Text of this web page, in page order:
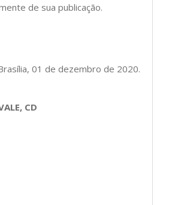
de sua publicação.
01 de dezembro de 2020.
CD